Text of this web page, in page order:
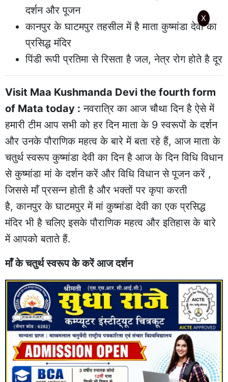
दर्शन और पूजन
कानपुर के घाटमपुर तहसील में है माता कुष्मांडा देवी का
प्रसिद्ध मंदिर
पिंडी रूपी प्रतिमा से रिसता है जल, नेत्र रोग होते है दूर
Visit Maa Kushmanda Devi the fourth form
of Mata today : नवरात्रि का आज चौथा दिन है ऐसे में
हमारी टीम आप सभी को हर दिन माता के 9 स्वरूपों के दर्शन
और उनके पौराणिक महत्व के बारे में बता रहे हैं, आज माता के
चतुर्थ स्वरूप कुष्मांडा देवी का दिन है आज के दिन विधि विधान
से कुष्मांडा मां के दर्शन करें और विधि विधान से पूजन करें ,
जिससे माँ प्रसन्न होती है और भक्तों पर कृपा करती
है, कानपुर के घाटमपुर में मां कुष्मांडा देवी का एक प्रसिद्ध
मंदिर भी है चलिए इसके पौराणिक महत्व और इतिहास के बारे
में आपको बताते हैं.
माँ के चतुर्थ स्वरूप के करें आज दर्शन
X